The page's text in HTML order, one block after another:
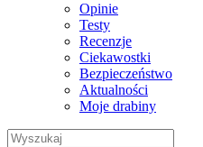
Opinie
Testy
Recenzje
Ciekawostki
Bezpieczeństwo
Aktualności
Moje drabiny
Wyszukaj: